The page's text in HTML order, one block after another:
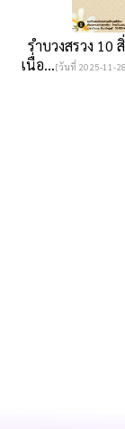
รำบวงสรวง 10
เนื่อ...[วันที่ 2025-11-